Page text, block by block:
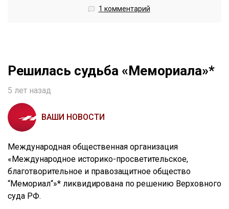
1 комментарий
Решилась судьба «Мемориала»*
5 лет назад
ВАШИ НОВОСТИ
Международная общественная организация
«Международное историко-просветительское,
благотворительное и правозащитное общество
“Мемориал“»* ликвидирована по решению Верховного
суда РФ.